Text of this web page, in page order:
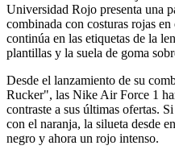
Universidad Rojo presenta una
combinada con costuras rojas
continúa en las etiquetas de la
plantillas y la suela de goma
Desde el lanzamiento de su
Rucker", las Nike Air Force 1
contraste a sus últimas ofertas.
con el naranja, la silueta desde
negro y ahora un rojo intenso.